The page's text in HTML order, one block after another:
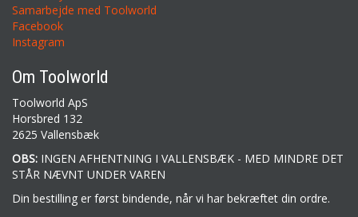
Samarbejde med Toolworld
Facebook
Instagram
Om Toolworld
Toolworld ApS
Horsbred 132
2625 Vallensbæk
OBS: INGEN AFHENTNING I VALLENSBÆK - MED MINDRE DET
STÅR NÆVNT UNDER VAREN
Din bestilling er først bindende, når vi har bekræftet din ordre.